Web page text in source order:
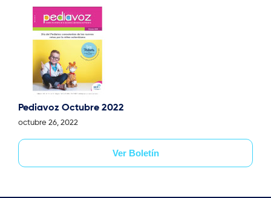
Pediavoz Octubre 2022
octubre 26, 2022
Ver Boletín